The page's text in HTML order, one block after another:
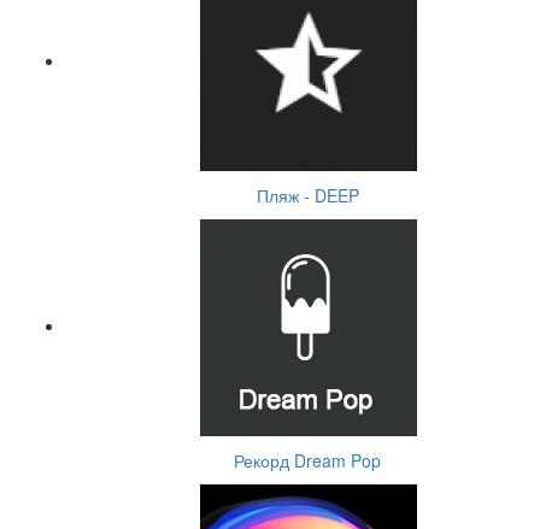
Пляж - DEEP
Рекорд Dream Pop